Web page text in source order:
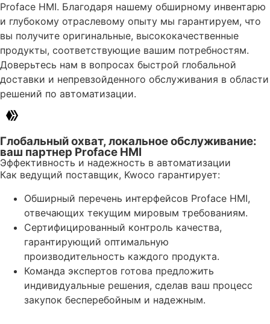
Proface HMI. Благодаря нашему обширному инвентарю
и глубокому отраслевому опыту мы гарантируем, что
вы получите оригинальные, высококачественные
продукты, соответствующие вашим потребностям.
Доверьтесь нам в вопросах быстрой глобальной
доставки и непревзойденного обслуживания в области
решений по автоматизации.
Глобальный охват, локальное обслуживание:
ваш партнер Proface HMI
Эффективность и надежность в автоматизации
Как ведущий поставщик, Kwoco гарантирует:
Обширный перечень интерфейсов Proface HMI,
отвечающих текущим мировым требованиям.
Сертифицированный контроль качества,
гарантирующий оптимальную
производительность каждого продукта.
Команда экспертов готова предложить
индивидуальные решения, сделав ваш процесс
закупок бесперебойным и надежным.